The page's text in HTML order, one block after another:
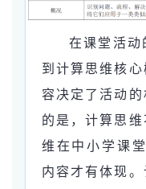
在课堂活动
到计算思维核
容决定了活动
的是，计算思
维在中小学课
内容才有体现